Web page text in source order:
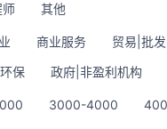
师 其他
商业服务 贸易|批
保 政府|非盈利机构
3000-4000